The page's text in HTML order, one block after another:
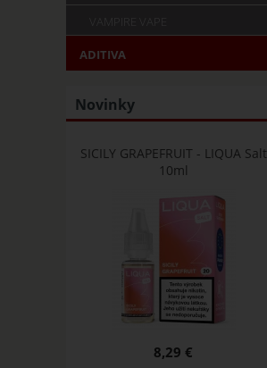
VAMPIRE VAPE
ADITIVA
Novinky
SICILY GRAPEFRUIT - LIQUA Salt
10ml
8,29 €